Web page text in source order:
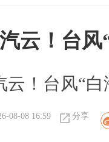
云！台
云！台风“
08-08 16:59 分享